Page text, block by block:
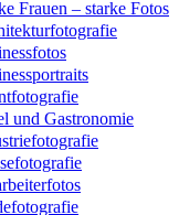
Frauen – starke Fotos
und Gastronomie